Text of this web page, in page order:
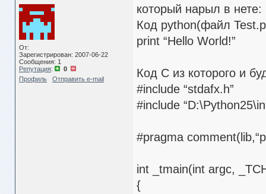
От:
Зарегистрирован: 2007-06-22
Сообщения: 1
Репутация:
0
Профиль
Отправить e-mail
который нарыл в нете:
Код python(файл
print “Hello World!”
Код С из которого и
#include “stdafx.h”
#include
#pragma
int _tmain(int argc,
{